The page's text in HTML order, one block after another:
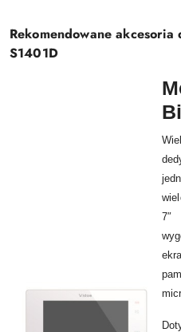
Rekomendowane
S1401D
7″